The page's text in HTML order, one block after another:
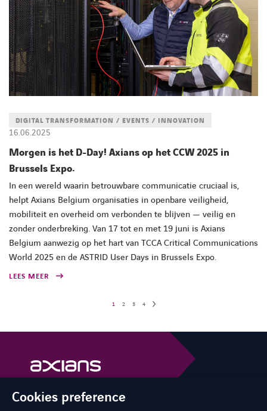
16.06.2025
DIGITAL TRANSFORMATION / EVENTS / INNOVATION
Morgen is het D-Day! Axians op het CCW 2025 in
Brussels Expo.
In een wereld waarin betrouwbare communicatie cruciaal is,
helpt Axians Belgium organisaties in openbare veiligheid,
mobiliteit en overheid om verbonden te blijven — veilig en
zonder onderbreking. Van 17 tot en met 19 juni is Axians
Belgium aanwezig op het hart van TCCA Critical Communications
World 2025 en de ASTRID User Days in Brussels Expo.
LEES MEER
1 2 3 4
Cookies preference